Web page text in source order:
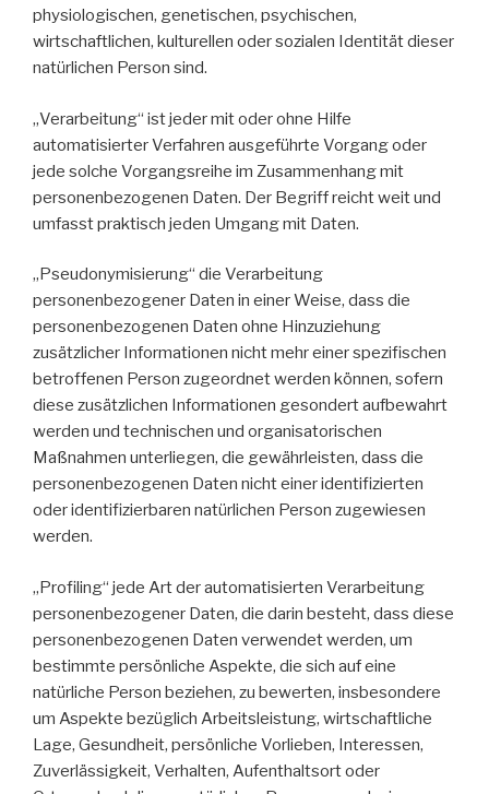
physiologischen, genetischen, psychischen,
wirtschaftlichen, kulturellen oder sozialen Identität dieser
natürlichen Person sind.
„Verarbeitung“ ist jeder mit oder ohne Hilfe
automatisierter Verfahren ausgeführte Vorgang oder
jede solche Vorgangsreihe im Zusammenhang mit
personenbezogenen Daten. Der Begriff reicht weit und
umfasst praktisch jeden Umgang mit Daten.
„Pseudonymisierung“ die Verarbeitung
personenbezogener Daten in einer Weise, dass die
personenbezogenen Daten ohne Hinzuziehung
zusätzlicher Informationen nicht mehr einer spezifischen
betroffenen Person zugeordnet werden können, sofern
diese zusätzlichen Informationen gesondert aufbewahrt
werden und technischen und organisatorischen
Maßnahmen unterliegen, die gewährleisten, dass die
personenbezogenen Daten nicht einer identifizierten
oder identifizierbaren natürlichen Person zugewiesen
werden.
„Profiling“ jede Art der automatisierten Verarbeitung
personenbezogener Daten, die darin besteht, dass diese
personenbezogenen Daten verwendet werden, um
bestimmte persönliche Aspekte, die sich auf eine
natürliche Person beziehen, zu bewerten, insbesondere
um Aspekte bezüglich Arbeitsleistung, wirtschaftliche
Lage, Gesundheit, persönliche Vorlieben, Interessen,
Zuverlässigkeit, Verhalten, Aufenthaltsort oder